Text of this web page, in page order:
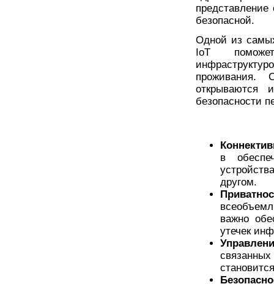
безопасной.
Одной из
IoT поможет
проживания.
открываются
безопасности
в
другом.
важно
утечек